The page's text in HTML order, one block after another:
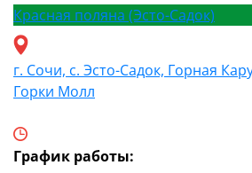
Красная поляна (Эсто-Садок)
г. Сочи, с. Эсто-Садок, Горная
Горки Молл
График работы: